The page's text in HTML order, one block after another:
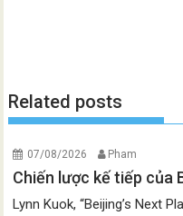
Related posts
07/08/2026 Pham
Chiến lược kế tiếp của
Lynn Kuok, “Beijing’s Next